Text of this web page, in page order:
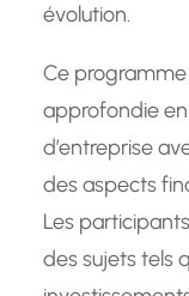
évolution.
Ce
approfondie
d’entreprise
des aspects
Les
des sujets tels